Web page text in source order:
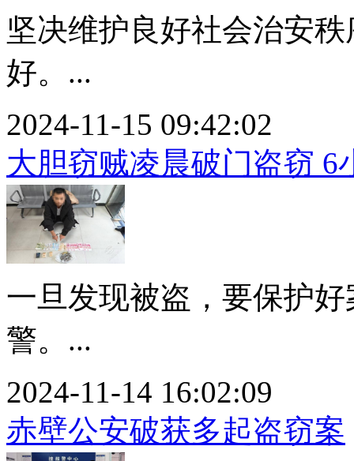
坚决维护良好社会治安
好。...
2024-11-15 09:42:02
大胆窃贼凌晨破门盗窃 6
一旦发现被盗，要保护
警。...
2024-11-14 16:02:09
赤壁公安破获多起盗窃案